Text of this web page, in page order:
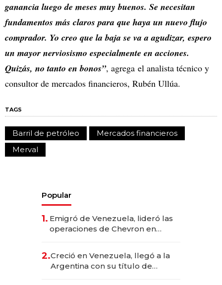
ganancia luego de meses muy buenos. Se necesitan
fundamentos más claros para que haya un nuevo flujo
comprador. Yo creo que la baja se va a agudizar, espero
un mayor nerviosismo especialmente en acciones.
Quizás, no tanto en bonos”, agrega el analista técnico y
consultor de mercados financieros, Rubén Ullúa.
TAGS
Barril de petróleo
Mercados financieros
Merval
Popular
1. Emigró de Venezuela, lideró las
operaciones de Chevron en
2.Creció en Venezuela, llegó a la
Argentina con su título de